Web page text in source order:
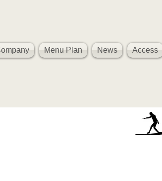
Menu Plan News Access